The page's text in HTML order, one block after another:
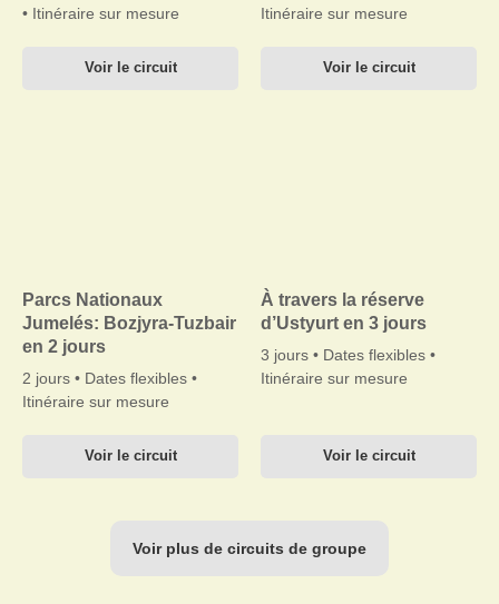
• Itinéraire sur mesure
Voir le circuit
Itinéraire sur mesure
Voir le circuit
Parcs Nationaux
Jumelés: Bozjyra-Tuzbair
en 2 jours
2 jours • Dates flexibles •
Itinéraire sur mesure
Voir le circuit
À travers la réserve
d’Ustyurt en 3 jours
3 jours • Dates flexibles •
Itinéraire sur mesure
Voir le circuit
Voir plus de circuits de groupe